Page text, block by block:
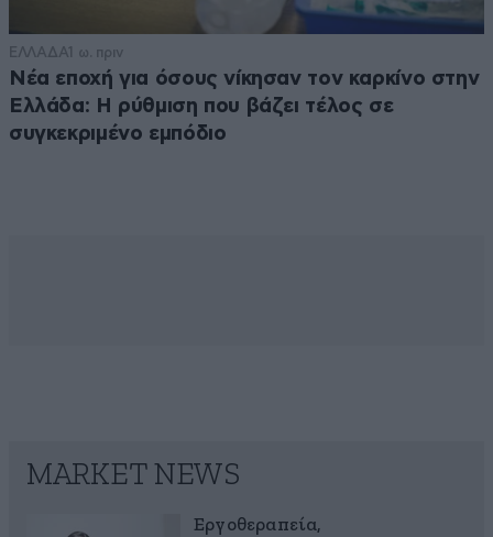
ΕΛΛΑΔΑ1 ω. πριν
Νέα εποχή για όσους νίκησαν τον καρκίνο στην
Ελλάδα: Η ρύθμιση που βάζει τέλος σε
συγκεκριμένο εμπόδιο
MARKET NEWS
Εργοθεραπεία,